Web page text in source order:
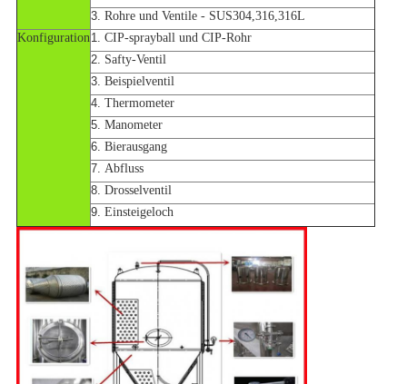
3. Rohre und Ventile - SUS304,316,316L
Konfiguration 1. CIP-sprayball und CIP-Rohr
2. Safty-Ventil
3. Beispielventil
4. Thermometer
5. Manometer
6. Bierausgang
7. Abfluss
8. Drosselventil
9. Einsteigeloch